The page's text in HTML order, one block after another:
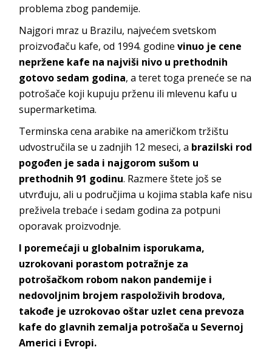
problema zbog pandemije.
Najgori mraz u Brazilu, najvećem svetskom
proizvođaču kafe, od 1994. godine vinuo je cene
nepržene kafe na najviši nivo u prethodnih
gotovo sedam godina, a teret toga preneće se na
potrošače koji kupuju prženu ili mlevenu kafu u
supermarketima.
Terminska cena arabike na američkom tržištu
udvostručila se u zadnjih 12 meseci, a brazilski rod
pogođen je sada i najgorom sušom u
prethodnih 91 godinu. Razmere štete još se
utvrđuju, ali u područjima u kojima stabla kafe nisu
preživela trebaće i sedam godina za potpuni
oporavak proizvodnje.
I poremećaji u globalnim isporukama,
uzrokovani porastom potražnje za
potrošačkom robom nakon pandemije i
nedovoljnim brojem raspoloživih brodova,
takođe je uzrokovao oštar uzlet cena prevoza
kafe do glavnih zemalja potrošača u Severnoj
Americi i Evropi.